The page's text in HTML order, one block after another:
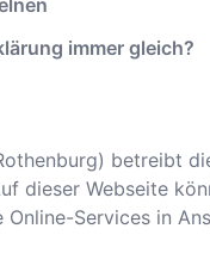
immer gleich?
) betreibt
dieser Webseite
Services in